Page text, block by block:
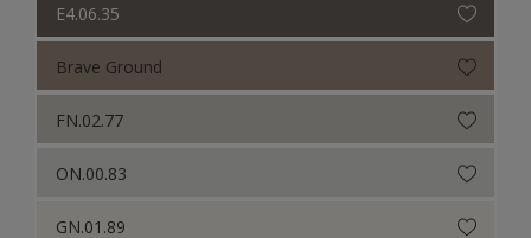
E4.06.35
Brave Ground
FN.02.77
ON.00.83
GN.01.89